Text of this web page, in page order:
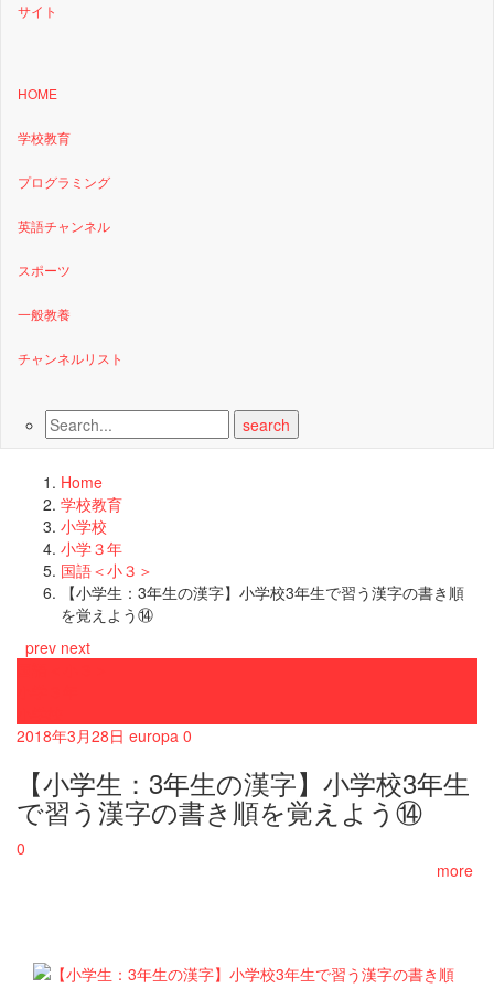
HOME
学校教育
プログラミング
英語チャンネル
スポーツ
一般教養
チャンネルリスト
Home
学校教育
小学校
小学３年
国語＜小３＞
【小学生：3年生の漢字】小学校3年生で習う漢字の書き順
を覚えよう⑭
prev next
2018年3月28日 europa 0
【小学生：3年生の漢字】小学校3年生
で習う漢字の書き順を覚えよう⑭
0
more